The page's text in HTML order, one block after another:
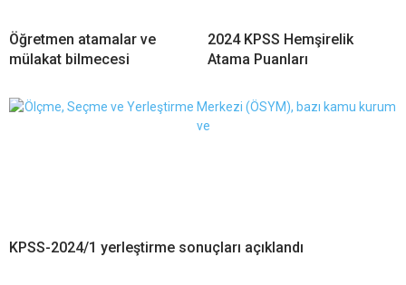
Öğretmen atamalar ve
mülakat bilmecesi
2024 KPSS Hemşirelik
Atama Puanları
KPSS-2024/1 yerleştirme sonuçları açıklandı